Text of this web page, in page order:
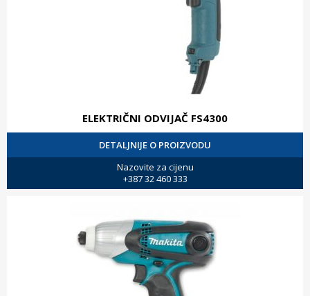
ELEKTRIČNI ODVIJAČ FS4300
DETALJNIJE O PROIZVODU
Nazovite za cijenu
+387 32 460 333